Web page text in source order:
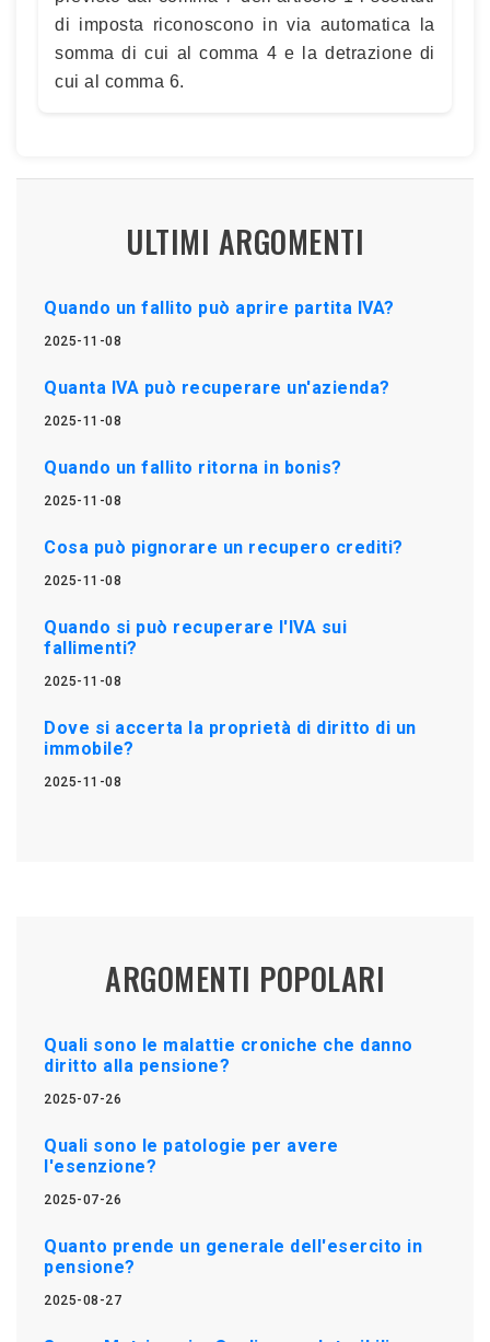
di imposta riconoscono in via automatica la
somma di cui al comma 4 e la detrazione di
cui al comma 6.
ULTIMI ARGOMENTI
Quando un fallito può aprire partita IVA?
2025-11-08
Quanta IVA può recuperare un'azienda?
2025-11-08
Quando un fallito ritorna in bonis?
2025-11-08
Cosa può pignorare un recupero crediti?
2025-11-08
Quando si può recuperare l'IVA sui
fallimenti?
2025-11-08
Dove si accerta la proprietà di diritto di un
immobile?
2025-11-08
ARGOMENTI POPOLARI
Quali sono le malattie croniche che danno
diritto alla pensione?
2025-07-26
Quali sono le patologie per avere
l'esenzione?
2025-07-26
Quanto prende un generale dell'esercito in
pensione?
2025-08-27